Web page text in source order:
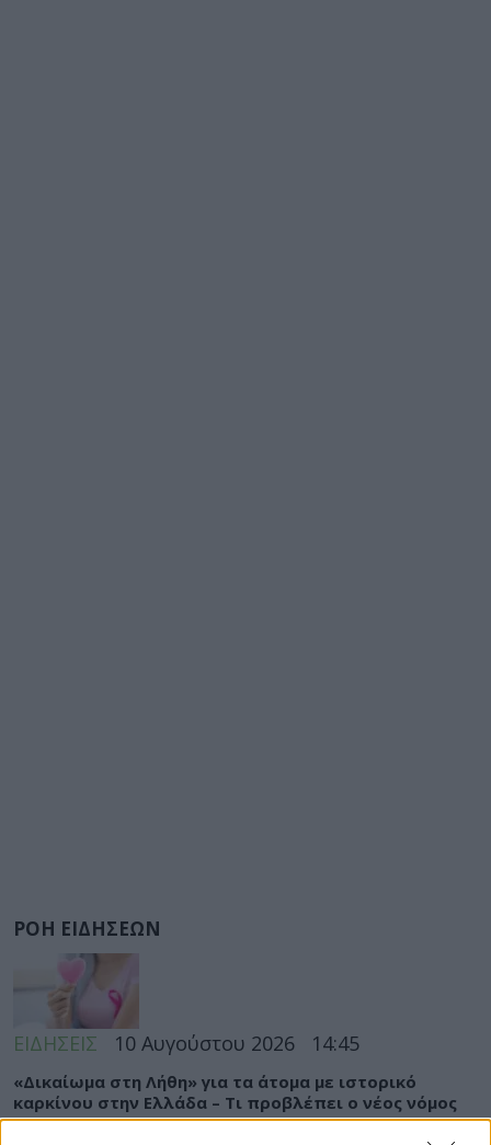
ΡΟΗ ΕΙΔΗΣΕΩΝ
ΕΙΔΗΣΕΙΣ 10 Αυγούστου 2026 14:45
«Δικαίωμα στη Λήθη» για τα άτομα με ιστορικό
καρκίνου στην Ελλάδα – Τι προβλέπει ο νέος νόμος